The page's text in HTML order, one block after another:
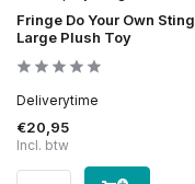
Fringe Do Your Own Sting
Large Plush Toy
Deliverytime
€20,95
Incl. btw